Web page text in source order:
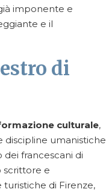
imponente e
e il
di
culturale,
umanistiche
francescani di
scrittore e
turistiche di Firenze,